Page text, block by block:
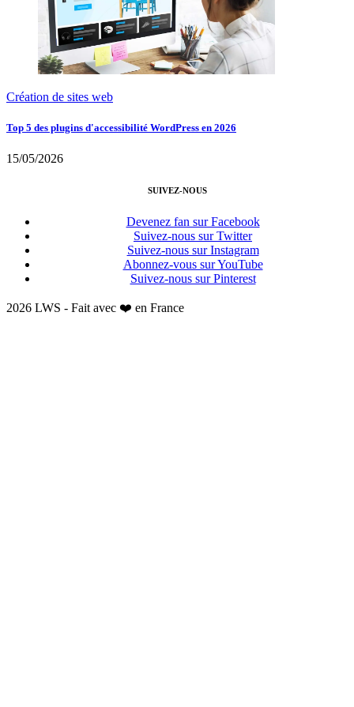
Création de sites web
Top 5 des plugins d'accessibilité WordPress en 2026
15/05/2026
SUIVEZ-NOUS
Devenez fan sur Facebook
Suivez-nous sur Twitter
Suivez-nous sur Instagram
Abonnez-vous sur YouTube
Suivez-nous sur Pinterest
2026 LWS - Fait avec ❤️ en France